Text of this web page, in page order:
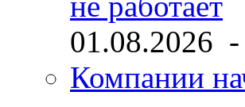
01.08.2026 -
Компании